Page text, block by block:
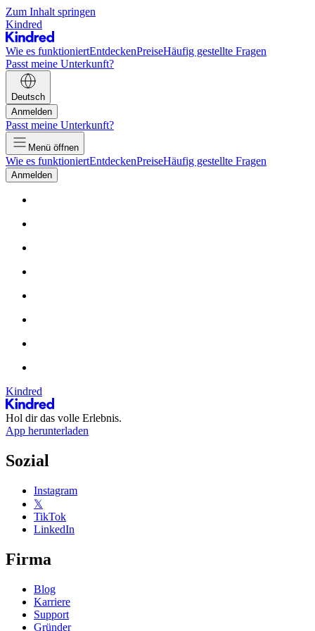
Zum Inhalt springen
Kindred
Wie es funktioniertEntdeckenPreiseHäufig gestellte Fragen
Passt meine Unterkunft?
Deutsch
Anmelden
Passt meine Unterkunft?
Menü öffnen
Wie es funktioniertEntdeckenPreiseHäufig gestellte Fragen
Anmelden
Kindred
Hol dir das volle Erlebnis.
App herunterladen
Sozial
Instagram
𝕏
TikTok
LinkedIn
Firma
Blog
Karriere
Support
Gründer